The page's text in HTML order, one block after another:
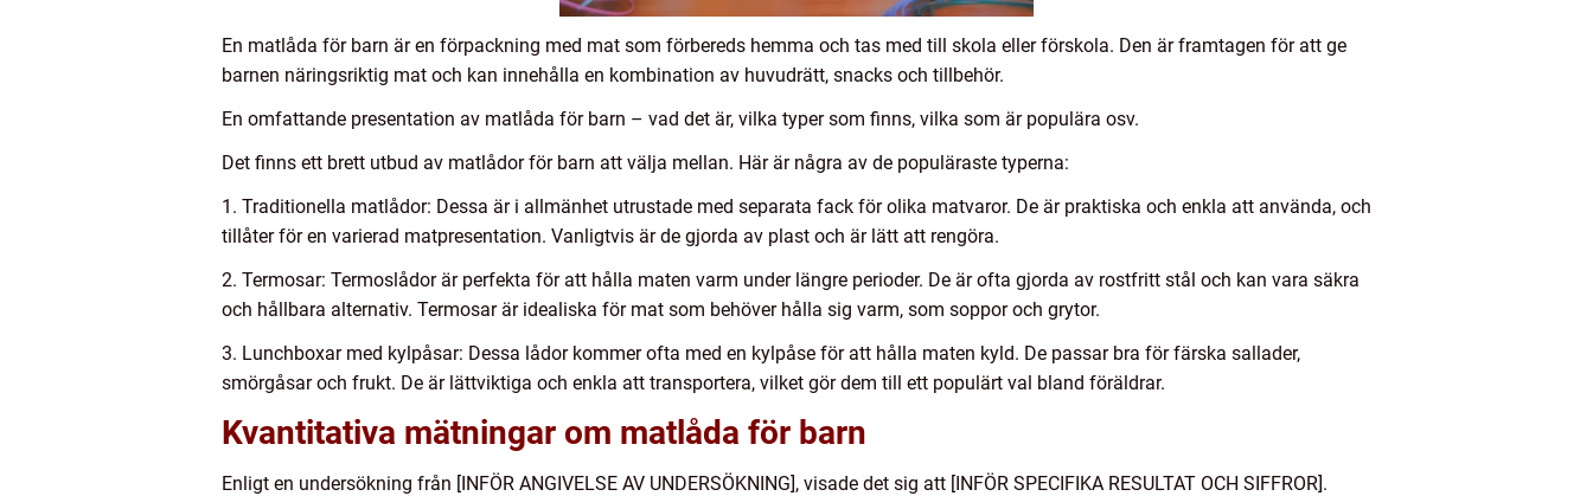
En matlåda för barn är en förpackning med mat som förbereds hemma och tas med till skola eller förskola. Den är framtagen för att ge
barnen näringsriktig mat och kan innehålla en kombination av huvudrätt, snacks och tillbehör.
En omfattande presentation av matlåda för barn – vad det är, vilka typer som finns, vilka som är populära osv.
Det finns ett brett utbud av matlådor för barn att välja mellan. Här är några av de populäraste typerna:
1. Traditionella matlådor: Dessa är i allmänhet utrustade med separata fack för olika matvaror. De är praktiska och enkla att använda, och
tillåter för en varierad matpresentation. Vanligtvis är de gjorda av plast och är lätt att rengöra.
2. Termosar: Termoslådor är perfekta för att hålla maten varm under längre perioder. De är ofta gjorda av rostfritt stål och kan vara säkra
och hållbara alternativ. Termosar är idealiska för mat som behöver hålla sig varm, som soppor och grytor.
3. Lunchboxar med kylpåsar: Dessa lådor kommer ofta med en kylpåse för att hålla maten kyld. De passar bra för färska sallader,
smörgåsar och frukt. De är lättviktiga och enkla att transportera, vilket gör dem till ett populärt val bland föräldrar.
Kvantitativa mätningar om matlåda för barn
Enligt en undersökning från [INFÖR ANGIVELSE AV UNDERSÖKNING], visade det sig att [INFÖR SPECIFIKA RESULTAT OCH SIFFROR].